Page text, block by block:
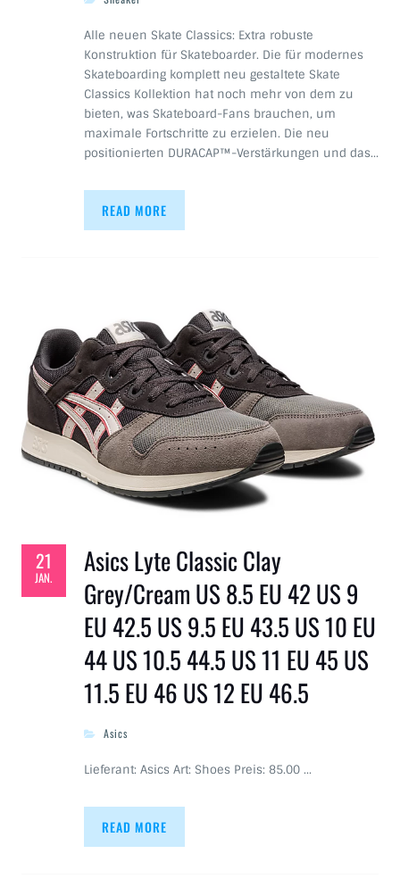
Alle neuen Skate Classics: Extra robuste
Konstruktion für Skateboarder. Die für modernes
Skateboarding komplett neu gestaltete Skate
Classics Kollektion hat noch mehr von dem zu
bieten, was Skateboard-Fans brauchen, um
maximale Fortschritte zu erzielen. Die neu
positionierten DURACAP™-Verstärkungen und das…
READ MORE
21
JAN.
Asics Lyte Classic Clay
Grey/Cream US 8.5 EU 42 US 9
EU 42.5 US 9.5 EU 43.5 US 10 EU
44 US 10.5 44.5 US 11 EU 45 US
11.5 EU 46 US 12 EU 46.5
Asics
Lieferant: Asics Art: Shoes Preis: 85.00 …
READ MORE